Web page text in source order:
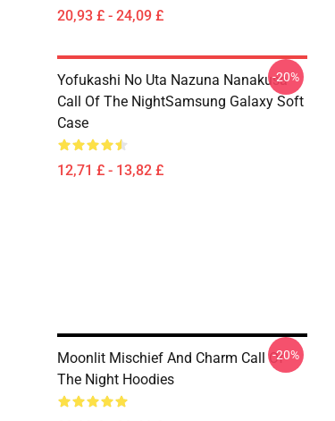
20,93 £ - 24,09 £
Yofukashi No Uta Nazuna Nanakusa
Call Of The NightSamsung Galaxy Soft
Case
12,71 £ - 13,82 £
-20%
Moonlit Mischief And Charm Call Of
The Night Hoodies
-20%